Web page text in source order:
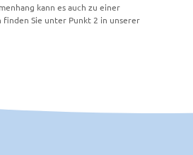
kann es auch zu einer
Sie unter Punkt 2 in unserer